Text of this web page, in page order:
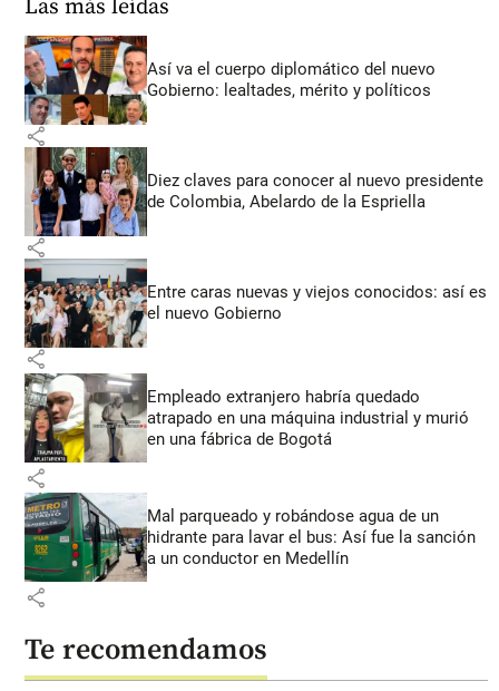
Las más leídas
Así va el cuerpo diplomático del nuevo
Gobierno: lealtades, mérito y políticos
share
Diez claves para conocer al nuevo presidente
de Colombia, Abelardo de la Espriella
share
Entre caras nuevas y viejos conocidos: así es
el nuevo Gobierno
share
Empleado extranjero habría quedado
atrapado en una máquina industrial y murió
en una fábrica de Bogotá
share
Mal parqueado y robándose agua de un
hidrante para lavar el bus: Así fue la sanción
a un conductor en Medellín
share
Te recomendamos